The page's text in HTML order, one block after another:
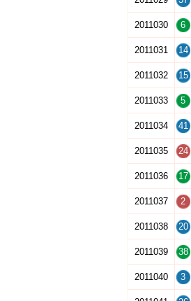
2011030 6
2011031 14
2011032 15
2011033 5
2011034 41
2011035 24
2011036 17
2011037 2
2011038 20
2011039 38
2011040 3